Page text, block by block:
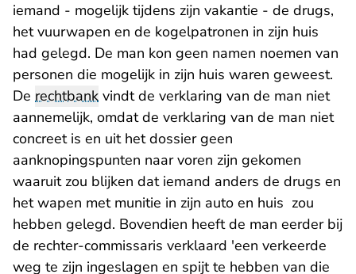
iemand - mogelijk tijdens zijn vakantie - de drugs,
het vuurwapen en de kogelpatronen in zijn huis
had gelegd. De man kon geen namen noemen van
personen die mogelijk in zijn huis waren geweest.
De rechtbank vindt de verklaring van de man niet
aannemelijk, omdat de verklaring van de man niet
concreet is en uit het dossier geen
aanknopingspunten naar voren zijn gekomen
waaruit zou blijken dat iemand anders de drugs en
het wapen met munitie in zijn auto en huis zou
hebben gelegd. Bovendien heeft de man eerder bij
de rechter-commissaris verklaard 'een verkeerde
weg te zijn ingeslagen en spijt te hebben van die